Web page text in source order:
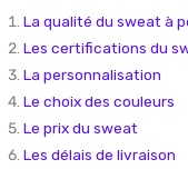
La qualité du sweat à
Les certifications du
La personnalisation
Le choix des couleurs
Le prix du sweat
Les délais de livraison